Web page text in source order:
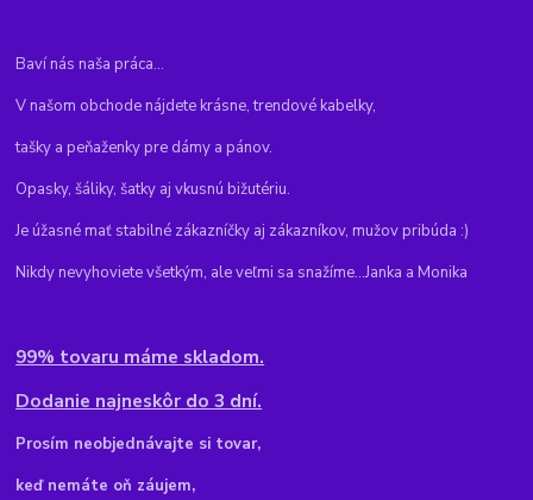
Baví nás naša práca...
V našom obchode nájdete krásne, trendové kabelky,
tašky a peňaženky pre dámy a pánov.
Opasky, šáliky, šatky aj vkusnú bižutériu.
Je úžasné mať stabilné zákazníčky aj zákazníkov, mužov pribúda :)
Nikdy nevyhoviete všetkým, ale veľmi sa snažíme...Janka a Monika
99% tovaru máme skladom.
Dodanie najneskôr do 3 dní.
Prosím neobjednávajte si tovar,
keď nemáte oň záujem,